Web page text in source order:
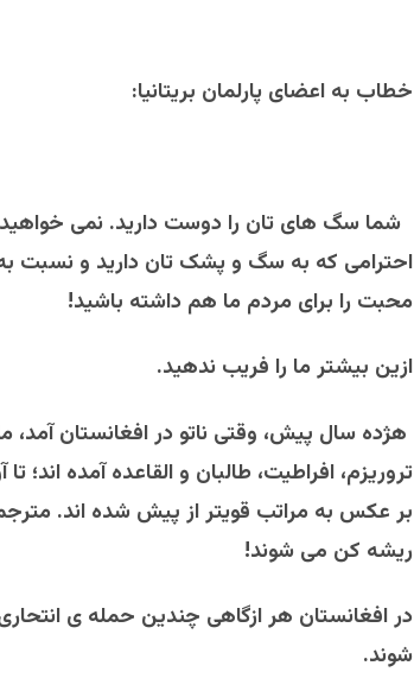
خطاب به اعضای پارلمان بریتانیا:
شما سگ های تان را دوست دارید. نمی خواهید
احترامی که به سگ و پشک تان دارید و نسبت
محبت را برای مردم ما هم داشته باشید!
ازین بیشتر ما را فریب ندهید.
هژده سال پیش، وقتی ناتو در افغانستان
تروریزم، افراطیت، طالبان و القاعده آمده اند؛
بر عکس به مراتب قویتر از پیش شده اند.
ریشه کن می شوند!
در افغانستان هر ازگاهی چندین حمله ی
شوند.